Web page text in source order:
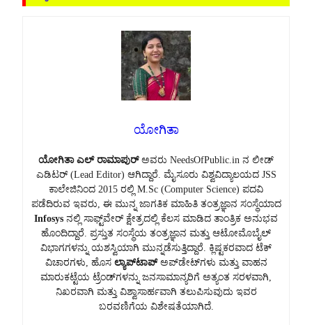
ಯೋಗಿತಾ
ಯೋಗಿತಾ ಎಲ್ ರಾಮಾಪುರ್ಅವರು NeedsOfPublic.in ನ ಲೀಡ್
ಎಡಿಟರ್ (Lead Editor) ಆಗಿದ್ದಾರೆ. ಮೈಸೂರು ವಿಶ್ವವಿದ್ಯಾಲಯದ JSS
ಕಾಲೇಜಿನಿಂದ 2015 ರಲ್ಲಿ M.Sc (Computer Science) ಪದವಿ
ಪಡೆದಿರುವ ಇವರು, ಈ ಮುನ್ನ ಜಾಗತಿಕ ಮಾಹಿತಿ ತಂತ್ರಜ್ಞಾನ ಸಂಸ್ಥೆಯಾದ
Infosys ನಲ್ಲಿ ಸಾಫ್ಟ್‌ವೇರ್ ಕ್ಷೇತ್ರದಲ್ಲಿ ಕೆಲಸ ಮಾಡಿದ ತಾಂತ್ರಿಕ ಅನುಭವ
ಹೊಂದಿದ್ದಾರೆ. ಪ್ರಸ್ತುತ ಸಂಸ್ಥೆಯ ತಂತ್ರಜ್ಞಾನ ಮತ್ತು ಆಟೋಮೊಬೈಲ್
ವಿಭಾಗಗಳನ್ನು ಯಶಸ್ವಿಯಾಗಿ ಮುನ್ನಡೆಸುತ್ತಿದ್ದಾರೆ. ಕ್ಲಿಷ್ಟಕರವಾದ ಟೆಕ್
ವಿಚಾರಗಳು, ಹೊಸ ಲ್ಯಾಪ್‌ಟಾಪ್ಅಪ್‌ಡೇಟ್‌ಗಳು ಮತ್ತು ವಾಹನ
ಮಾರುಕಟ್ಟೆಯ ಟ್ರೆಂಡ್‌ಗಳನ್ನು ಜನಸಾಮಾನ್ಯರಿಗೆ ಅತ್ಯಂತ ಸರಳವಾಗಿ,
ನಿಖರವಾಗಿ ಮತ್ತು ವಿಶ್ವಾಸಾರ್ಹವಾಗಿ ತಲುಪಿಸುವುದು ಇವರ
ಬರವಣಿಗೆಯ ವಿಶೇಷತೆಯಾಗಿದೆ.